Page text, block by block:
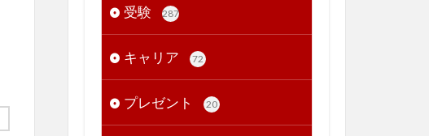
受験 287
キャリア 72
プレゼント 20